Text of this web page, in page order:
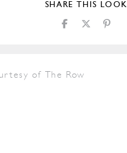
SHARE THIS LOOK
of The Row